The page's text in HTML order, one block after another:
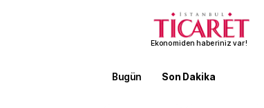
Ekonomiden haberiniz var!
Bugün Son Dakika